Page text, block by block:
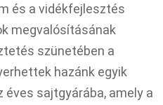
és a vidékfejlesztés
megvalósításának
szünetében a
hazánk egyik
éves sajtgyárába, amely a